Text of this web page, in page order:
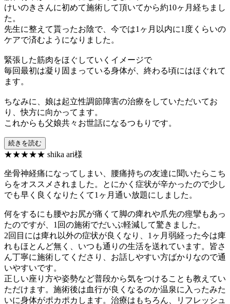
けいのきさんに初めて施術して頂いてから約10ヶ月経ちまし
た。
先生に整えて貰ったお陰で、今では1ヶ月以内に1度くらいの
ケアで済むようになりました。
緊張した筋肉をほぐしていくイメージで
毎回最初は凝り固まっている身体が、終わる頃にはほぐれて
ます。
ちなみに、娘は起立性調節障害の治療をしていただいてお
り、快方に向かってます。
これからも父娘共々お世話になるつもりです。
続きを読む
★★★★★ shika ari様
坐骨神経痛になってしまい、腰痛持ちの友達に聞いたらこち
らをオススメされました。とにかく症状が辛かったので少し
でも早く良くなりたくて1ヶ月通い放題にしました。
何をするにも腰やお尻が痛くて脚の痺れや爪先の痙攣もあっ
たのですが、1回の施術でだいぶ軽減して驚きました。
2回目には痺れ以外の症状が良くなり、1ヶ月弱経った今は痺
れもほとんど無く、いつも通りの生活を送れています。皆さ
ん丁寧に施術してくださり、お話しやすい方ばかりなので通
いやすいです。
正しい座り方や姿勢など普段から気をつけることも教えてい
ただけます。施術後は血行が良くなるのか温泉に入ったみた
いに身体がポカポカします。治療はもちろん、リフレッシュ